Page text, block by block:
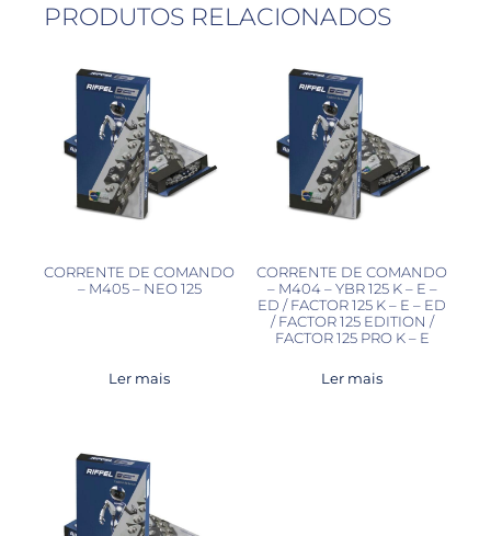
PRODUTOS RELACIONADOS
CORRENTE DE COMANDO
– M405 – NEO 125
Ler mais
CORRENTE DE COMANDO
– M404 – YBR 125 K – E –
ED / FACTOR 125 K – E – ED
/ FACTOR 125 EDITION /
FACTOR 125 PRO K – E
Ler mais